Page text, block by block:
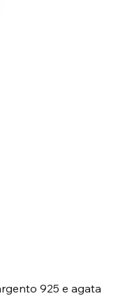
925 e agata